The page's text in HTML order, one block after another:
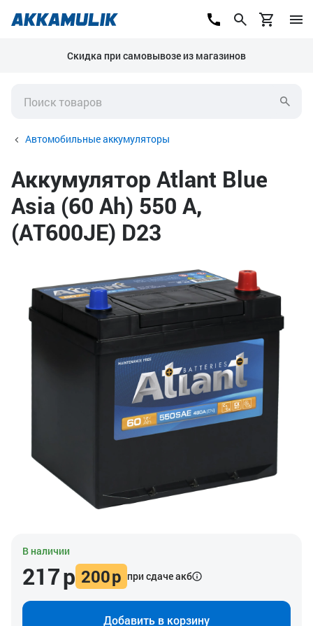
Скидка при самовывозе из магазинов
Автомобильные аккумуляторы
Аккумулятор Atlant Blue
Asia (60 Ah) 550 А,
(AT600JE) D23
В наличии
217р 200р при сдаче акб
Добавить в корзину